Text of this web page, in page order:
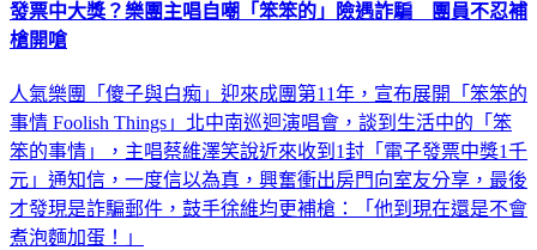
發票中大獎？樂團主唱自嘲「笨笨的」險遇詐騙 團員不忍補
槍開嗆
人氣樂團「傻子與白痴」迎來成團第11年，宣布展開「笨笨的
事情 Foolish Things」北中南巡迴演唱會，談到生活中的「笨
笨的事情」，主唱蔡維澤笑說近來收到1封「電子發票中獎1千
元」通知信，一度信以為真，興奮衝出房門向室友分享，最後
才發現是詐騙郵件，鼓手徐維均更補槍：「他到現在還是不會
煮泡麵加蛋！」